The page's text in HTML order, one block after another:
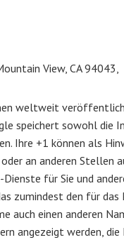
View, CA 94043,
weltweit
speichert sowohl die
Ihre +1 können als
an anderen Stellen
für Sie und
zumindest den für
einen anderen
angezeigt werden, die